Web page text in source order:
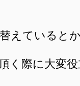
えていると
く際に大変